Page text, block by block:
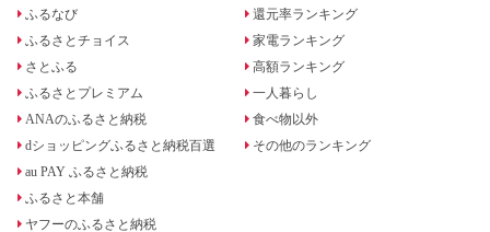
ふるなび
ふるさとチョイス
さとふる
ふるさとプレミアム
ANAのふるさと納税
dショッピングふるさと納税百選
au PAY ふるさと納税
ふるさと本舗
ヤフーのふるさと納税
還元率ランキング
家電ランキング
高額ランキング
一人暮らし
食べ物以外
その他のランキング